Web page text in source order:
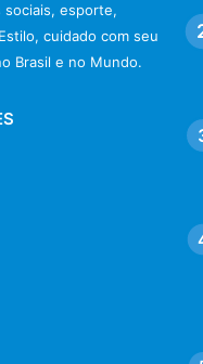
sociais, esporte,
cuidado com seu
Brasil e no Mundo.